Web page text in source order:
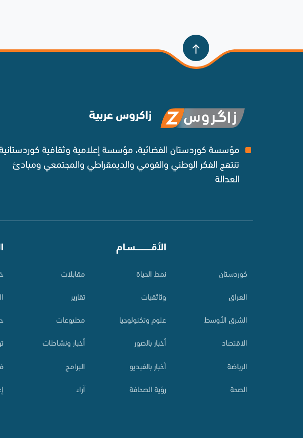
زاكروس عربية
مؤسسة كوردستان الفضائية، مؤسسة إعلامية وثقافية
تنتهج الفكر الوطني والقومي والديمقراطي والمجتمعي ومبادئ
العدالة ‌
کوردستان
العراق
الشرق الأوسط
الاقتصاد
الرياضة
الصحة
الأقـــــــــــسـام
نمط الحياة
وثائقيات
علوم وتكنولوجيا
أخبار بالصور
أخبار بالفيديو
رؤية الصحافة
مقابلات
تقارير
مطبوعات
أخبار ونشاطات
البرامج
آراء